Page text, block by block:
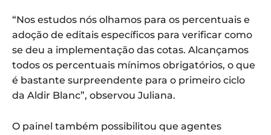
“Nos estudos nós olhamos para os percentuais e
adoção de editais específicos para verificar como
se deu a implementação das cotas. Alcançamos
todos os percentuais mínimos obrigatórios, o que
é bastante surpreendente para o primeiro ciclo
da Aldir Blanc”, observou Juliana.
O painel também possibilitou que agentes